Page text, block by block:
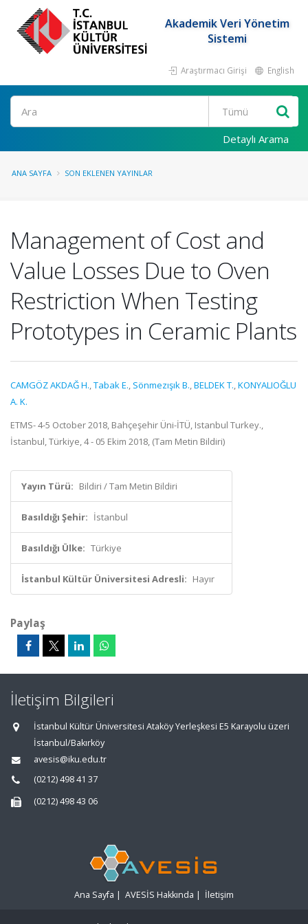
Akademik Veri Yönetim
Sistemi
Araştırmacı Girişi English
Ara
Detaylı Arama
ANA SAYFA SON EKLENEN YAYINLAR
Management of Cost and
Value Losses Due to Oven
Restriction When Testing
Prototypes in Ceramic Plants
CAMGÖZ AKDAĞ H.,Tabak E., Sönmezışık B.,BELDEK T.,KONYALIOĞLU
A. K.
ETMS- 4-5 October 2018, Bahçeşehir Üni-İTÜ, Istanbul Turkey.,
İstanbul, Türkiye, 4 - 05 Ekim 2018, (Tam Metin Bildiri)
Yayın Türü: Bildiri / Tam Metin Bildiri
Basıldığı Şehir: İstanbul
Basıldığı Ülke: Türkiye
İstanbul Kültür Üniversitesi Adresli: Hayır
Paylaş
İletişim Bilgileri
İstanbul Kültür Üniversitesi Ataköy Yerleşkesi E5 Karayolu üzeri
İstanbul/Bakırköy
avesis@iku.edu.tr
(0212) 498 41 37
(0212) 498 43 06
Ana Sayfa | AVESİS Hakkında | İletişim